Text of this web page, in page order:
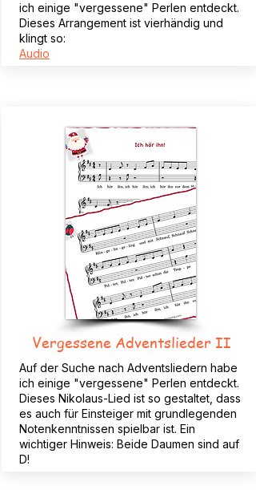
ich einige "vergessene" Perlen entdeckt.
Dieses Arrangement ist vierhändig und
klingt so:
Audio
Vergessene Adventslieder II
Auf der Suche nach Adventsliedern habe
ich einige "vergessene" Perlen entdeckt.
Dieses Nikolaus-Lied ist so gestaltet, dass
es auch für Einsteiger mit grundlegenden
Notenkenntnissen spielbar ist. Ein
wichtiger Hinweis: Beide Daumen sind auf
D!